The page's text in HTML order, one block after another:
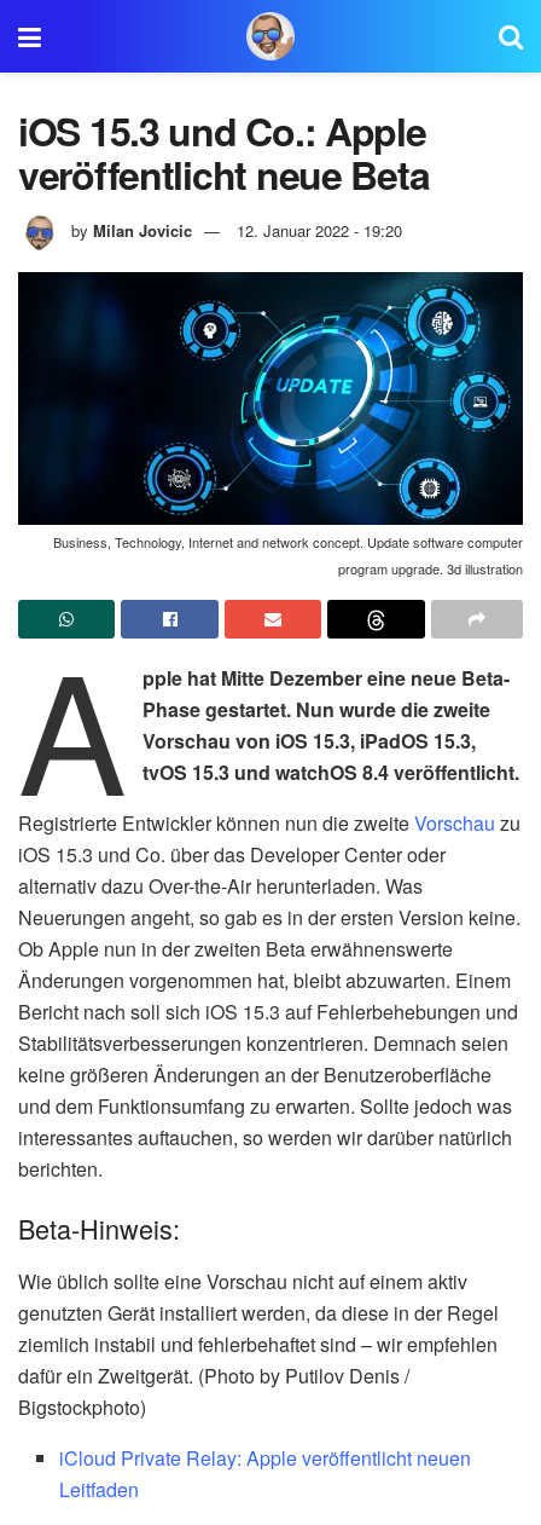
iOS 15.3 und Co.: Apple
veröffentlicht neue Beta
by Milan Jovicic 12. Januar 2022 - 19:20
Business, Technology, Internet and network concept. Update software computer
program upgrade. 3d illustration
A
pple hat Mitte Dezember eine neue Beta-
Phase gestartet. Nun wurde die zweite
Vorschau von iOS 15.3, iPadOS 15.3,
tvOS 15.3 und watchOS 8.4 veröffentlicht.
Registrierte Entwickler können nun die zweiteVorschau zu
iOS 15.3 und Co. über das Developer Center oder
alternativ dazu Over-the-Air herunterladen. Was
Neuerungen angeht, so gab es in der ersten Version keine.
Ob Apple nun in der zweiten Beta erwähnenswerte
Änderungen vorgenommen hat, bleibt abzuwarten. Einem
Bericht nach soll sich iOS 15.3 auf Fehlerbehebungen und
Stabilitätsverbesserungen konzentrieren. Demnach seien
keine größeren Änderungen an der Benutzeroberfläche
und dem Funktionsumfang zu erwarten. Sollte jedoch was
interessantes auftauchen, so werden wir darüber natürlich
berichten.
Beta-Hinweis:
Wie üblich sollte eine Vorschau nicht auf einem aktiv
genutzten Gerät installiert werden, da diese in der Regel
ziemlich instabil und fehlerbehaftet sind – wir empfehlen
dafür ein Zweitgerät. (Photo by Putilov Denis /
Bigstockphoto)
iCloud Private Relay: Apple veröffentlicht neuen
Leitfaden